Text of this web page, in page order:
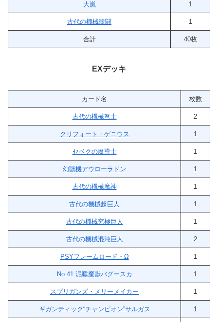
大嵐 1
古代の機械競闘 1
合計 40枚
EXデッキ
カード名 枚数
古代の機械弩士 2
クリフォート・ゲニウス 1
セベクの魔導士 1
幻獣機アウローラドン 1
古代の機械魔神 1
古代の機械超巨人 1
古代の機械究極巨人 1
古代の機械混沌巨人 2
PSYフレームロード・Ω 1
No.41 泥睡魔獣バグースカ 1
スプリガンズ・メリーメイカー 1
ギガンティック“チャンピオン”サルガス 1